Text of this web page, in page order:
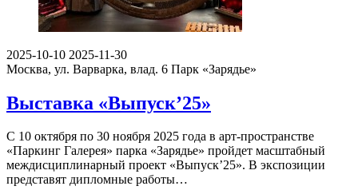
2025-10-10 2025-11-30
Москва, ул. Варварка, влад. 6 Парк «Зарядье»
Выставка «Выпуск’25»
С 10 октября по 30 ноября 2025 года в арт-пространстве
«Паркинг Галерея» парка «Зарядье» пройдет масштабный
междисциплинарный проект «Выпуск’25». В экспозиции
представят дипломные работы…